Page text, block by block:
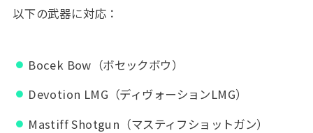
以下の武器に対応：
Bocek Bow（ボセックボウ）
Devotion LMG（ディヴォーションLMG）
Mastiff Shotgun（マスティフショットガン）